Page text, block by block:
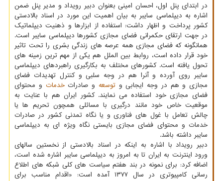
در ابتدای پنل اول، احسان امینی بعنوان دبیر رویداد و مدیر پنل ضمن
اشاره به دیپلماسی سایبر به بیان اهمیت این مورد در اسناد بالادستی
کشور پرداخت و اظهار داشت: استفاده از ابزارها و ذهنیت دیپلماتیک
در جهت ارتقای حکمرانی فضای مجازی کشورها دیپلماسی سایبر است.
همانگونه که فضای مجازی همه عرصه های زندگی بشری را تحت تاثیر
خود قرار داده است، روابط بین الملل هم یکی از مهم ترین زمینه های
تحول یافته است. کشورهای مختلف به بکارگیری راهبردهای دیپلماسی
سایبر روی آورده و آنرا هم در وجه سلبی و کنترل تهدیدات فضای
مجازی و هم در وجه ایجابی وتوسعه و صادراتخدمات و محتوای
فضای مجازی خود استفاده می نمایند. کشور ایران هم با عنایت به
موقعیت خاص خود مانند درگیری با مسائلی همچون تحریم ها یا
چالش تعامل با غول های فناوری و یا نگاه تمدنی کشور در صادرات
خدمات و محتوای فضای مجازی بایستی نگاه ویژه ای به دیپلماسی
سایبر داشته باشد.
دبیر رویداد با اشاره به اینکه در اسناد بالادستی از نخستین سالهای
ورود اینترنت به ایران تا به امروز به دیپلماسی سایبر اشاره شده است،
اضافه کرد: برای نمونه در بند هفتم سیاست های کلی شبکه های اطلاع
رسانی کامپیوتری در سال ۱۳۷۷ آمده است: «اقدام مناسب برای